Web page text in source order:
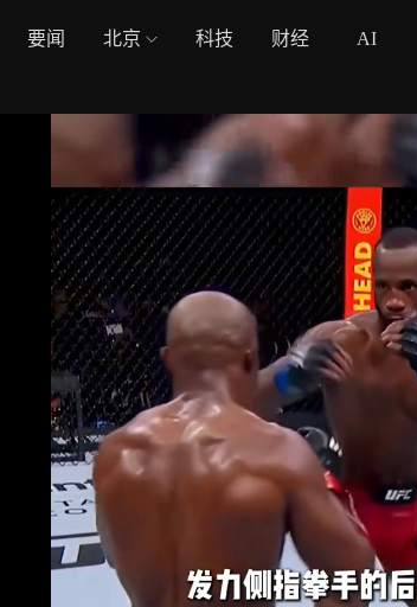
要闻 北京 科技 财经 AI